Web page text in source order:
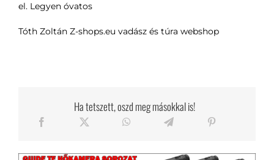
el. Legyen óvatos
Tóth Zoltán Z-shops.eu vadász és túra webshop
Ha tetszett, oszd meg másokkal is!